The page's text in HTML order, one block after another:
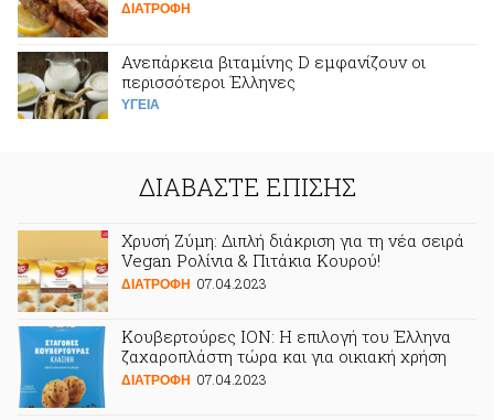
ΔΙΑΤΡΟΦΗ
Ανεπάρκεια βιταμίνης D εμφανίζουν οι
περισσότεροι Έλληνες
ΥΓΕΙΑ
ΔΙΑΒΑΣΤΕ ΕΠΙΣΗΣ
Χρυσή Ζύμη: Διπλή διάκριση για τη νέα σειρά
Vegan Ρολίνια & Πιτάκια Κουρού!
ΔΙΑΤΡΟΦΗ 07.04.2023
Κουβερτούρες ΙΟΝ: Η επιλογή του Έλληνα
ζαχαροπλάστη τώρα και για οικιακή χρήση
ΔΙΑΤΡΟΦΗ 07.04.2023